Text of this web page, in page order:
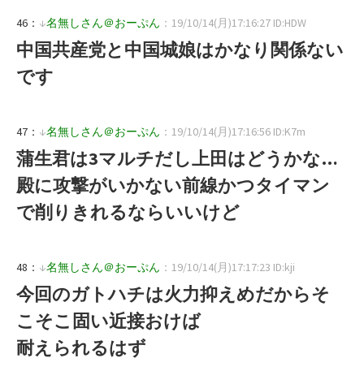
46： ↓名無しさん＠おーぷん ：19/10/14(月)17:16:27 ID:HDW
中国共産党と中国城娘はかなり関係ない
です
47： ↓名無しさん＠おーぷん ：19/10/14(月)17:16:56 ID:K7m
蒲生君は3マルチだし上田はどうかな…
殿に攻撃がいかない前線かつタイマン
で削りきれるならいいけど
48： ↓名無しさん＠おーぷん ：19/10/14(月)17:17:23 ID:kji
今回のガトハチは火力抑えめだからそ
こそこ固い近接おけば
耐えられるはず